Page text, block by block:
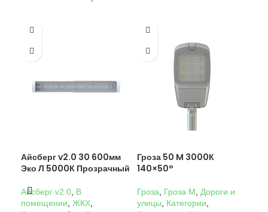
Айсберг v2.0 30 600мм
Эко Л 5000К Прозрачный
Айсберг v2.0, В
помещении, ЖКХ,
Гроза 50 M 3000К
140×50°
Гроза, Гроза M, Дороги и
улицы, Категории,